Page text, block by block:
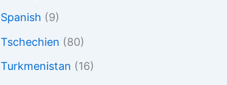
Spanish (9)
Tschechien (80)
Turkmenistan (16)